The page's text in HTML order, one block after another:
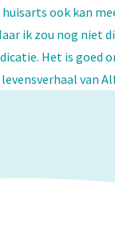
ook kan
ik zou nog niet
Het is goed
van